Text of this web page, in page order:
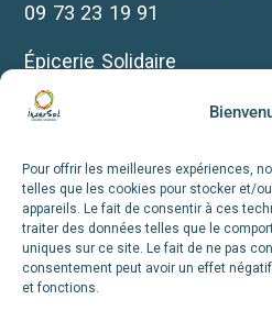
Pour offrir les meilleures expériences,
telles que les cookies pour stocker et/
appareils. Le fait de consentir à ces
traiter des données telles que le
uniques sur ce site. Le fait de ne pas
consentement peut avoir un effet
et fonctions.
09 73 23 19 91
Épicerie Solidaire
07 69 30 10 35
07 66 72 12 38
+infos